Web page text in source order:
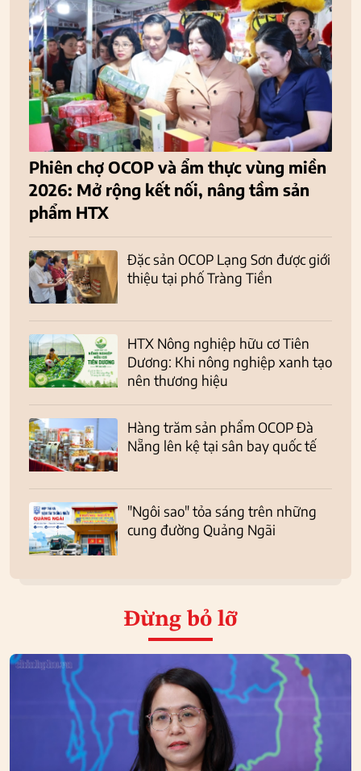
Phiên chợ OCOP và ẩm thực vùng miền
2026: Mở rộng kết nối, nâng tầm sản
phẩm HTX
Đặc sản OCOP Lạng Sơn được giới
thiệu tại phố Tràng Tiền
HTX Nông nghiệp hữu cơ Tiên
Dương: Khi nông nghiệp xanh tạo
nên thương hiệu
Hàng trăm sản phẩm OCOP Đà
Nẵng lên kệ tại sân bay quốc tế
"Ngôi sao" tỏa sáng trên những
cung đường Quảng Ngãi
Đừng bỏ lỡ